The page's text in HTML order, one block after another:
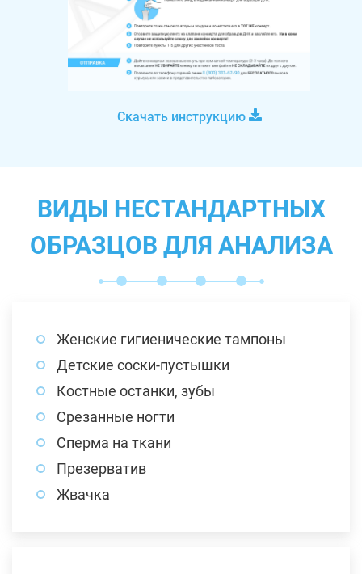
Скачать инструкцию
ВИДЫ НЕСТАНДАРТНЫХ
ОБРАЗЦОВ ДЛЯ АНАЛИЗА
Женские гигиенические тампоны
Детские соски-пустышки
Костные останки, зубы
Срезанные ногти
Сперма на ткани
Презерватив
Жвачка